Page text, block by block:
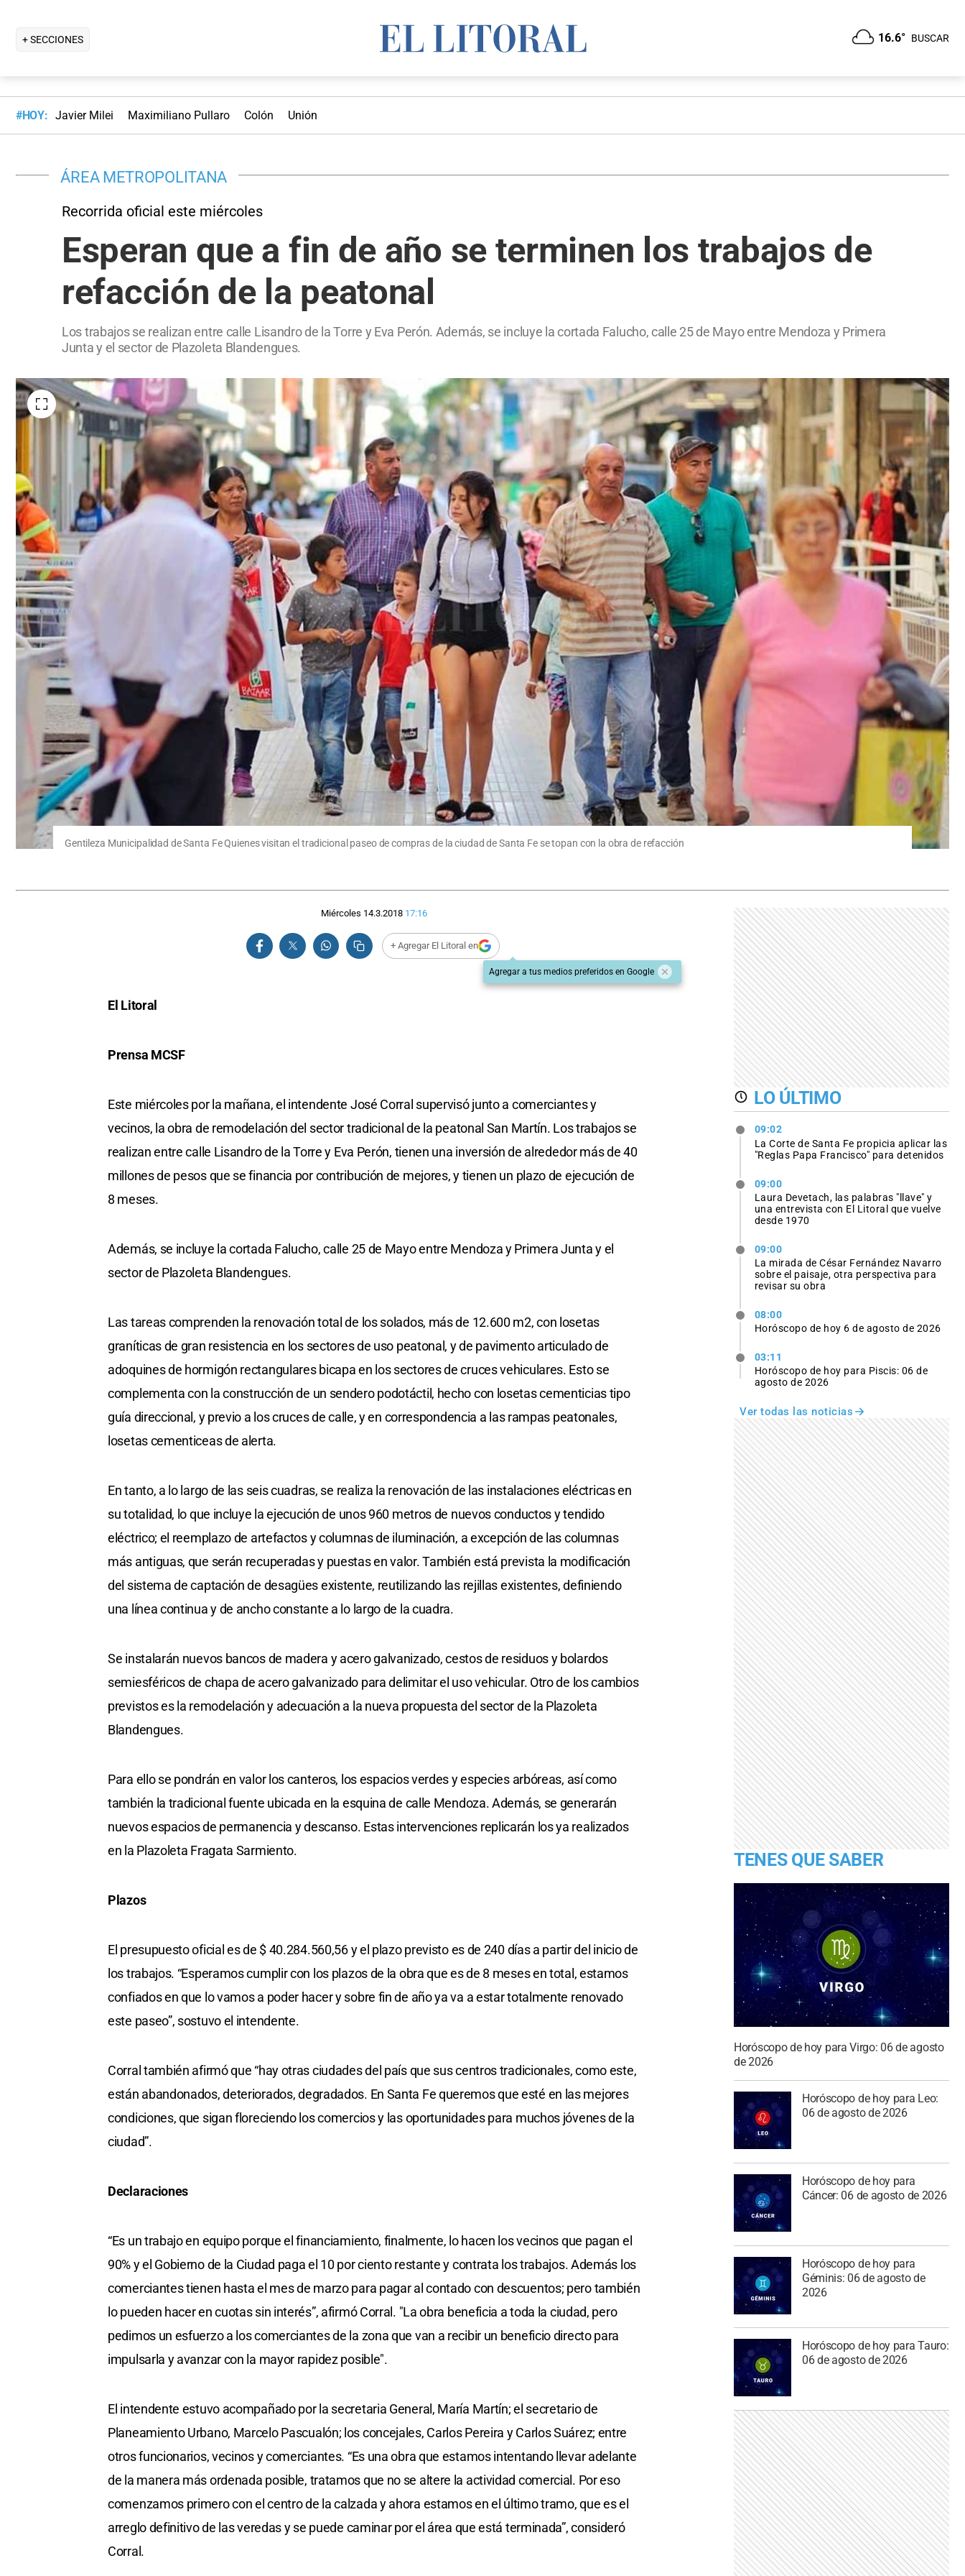
+ SECCIONES 16.6° BUSCAR
#HOY: Javier Milei Maximiliano Pullaro Colón Unión
ÁREA METROPOLITANA
Recorrida oficial este miércoles
Esperan que a fin de año se terminen los trabajos de
refacción de la peatonal
Los trabajos se realizan entre calle Lisandro de la Torre y Eva Perón. Además, se incluye la cortada Falucho, calle 25 de Mayo entre Mendoza y Primera
Junta y el sector de Plazoleta Blandengues.
Gentileza Municipalidad de Santa Fe Quienes visitan el tradicional paseo de compras de la ciudad de Santa Fe se topan con la obra de refacción
Miércoles 14.3.2018 17:16
+ Agregar El Litoral en
Agregar a tus medios preferidos en Google
El Litoral
Prensa MCSF
Este miércoles por la mañana, el intendente José Corral supervisó junto a comerciantes y
vecinos, la obra de remodelación del sector tradicional de la peatonal San Martín. Los trabajos se
realizan entre calle Lisandro de la Torre y Eva Perón, tienen una inversión de alrededor más de 40
millones de pesos que se financia por contribución de mejores, y tienen un plazo de ejecución de
8 meses.
Además, se incluye la cortada Falucho, calle 25 de Mayo entre Mendoza y Primera Junta y el
sector de Plazoleta Blandengues.
Las tareas comprenden la renovación total de los solados, más de 12.600 m2, con losetas
graníticas de gran resistencia en los sectores de uso peatonal, y de pavimento articulado de
adoquines de hormigón rectangulares bicapa en los sectores de cruces vehiculares. Esto se
complementa con la construcción de un sendero podotáctil, hecho con losetas cementicias tipo
guía direccional, y previo a los cruces de calle, y en correspondencia a las rampas peatonales,
losetas cementiceas de alerta.
En tanto, a lo largo de las seis cuadras, se realiza la renovación de las instalaciones eléctricas en
su totalidad, lo que incluye la ejecución de unos 960 metros de nuevos conductos y tendido
eléctrico; el reemplazo de artefactos y columnas de iluminación, a excepción de las columnas
más antiguas, que serán recuperadas y puestas en valor. También está prevista la modificación
del sistema de captación de desagües existente, reutilizando las rejillas existentes, definiendo
una línea continua y de ancho constante a lo largo de la cuadra.
Se instalarán nuevos bancos de madera y acero galvanizado, cestos de residuos y bolardos
semiesféricos de chapa de acero galvanizado para delimitar el uso vehicular. Otro de los cambios
previstos es la remodelación y adecuación a la nueva propuesta del sector de la Plazoleta
Blandengues.
Para ello se pondrán en valor los canteros, los espacios verdes y especies arbóreas, así como
también la tradicional fuente ubicada en la esquina de calle Mendoza. Además, se generarán
nuevos espacios de permanencia y descanso. Estas intervenciones replicarán los ya realizados
en la Plazoleta Fragata Sarmiento.
Plazos
El presupuesto oficial es de $ 40.284.560,56 y el plazo previsto es de 240 días a partir del inicio de
los trabajos. “Esperamos cumplir con los plazos de la obra que es de 8 meses en total, estamos
confiados en que lo vamos a poder hacer y sobre fin de año ya va a estar totalmente renovado
este paseo”, sostuvo el intendente.
Corral también afirmó que “hay otras ciudades del país que sus centros tradicionales, como este,
están abandonados, deteriorados, degradados. En Santa Fe queremos que esté en las mejores
condiciones, que sigan floreciendo los comercios y las oportunidades para muchos jóvenes de la
ciudad”.
Declaraciones
“Es un trabajo en equipo porque el financiamiento, finalmente, lo hacen los vecinos que pagan el
90% y el Gobierno de la Ciudad paga el 10 por ciento restante y contrata los trabajos. Además los
comerciantes tienen hasta el mes de marzo para pagar al contado con descuentos; pero también
lo pueden hacer en cuotas sin interés”, afirmó Corral. "La obra beneficia a toda la ciudad, pero
pedimos un esfuerzo a los comerciantes de la zona que van a recibir un beneficio directo para
impulsarla y avanzar con la mayor rapidez posible".
El intendente estuvo acompañado por la secretaria General, María Martín; el secretario de
Planeamiento Urbano, Marcelo Pascualón; los concejales, Carlos Pereira y Carlos Suárez; entre
otros funcionarios, vecinos y comerciantes. “Es una obra que estamos intentando llevar adelante
de la manera más ordenada posible, tratamos que no se altere la actividad comercial. Por eso
comenzamos primero con el centro de la calzada y ahora estamos en el último tramo, que es el
arreglo definitivo de las veredas y se puede caminar por el área que está terminada”, consideró
Corral.
LO ÚLTIMO
09:02
La Corte de Santa Fe propicia aplicar las
"Reglas Papa Francisco" para detenidos
09:00
Laura Devetach, las palabras "llave" y
una entrevista con El Litoral que vuelve
desde 1970
09:00
La mirada de César Fernández Navarro
sobre el paisaje, otra perspectiva para
revisar su obra
08:00
Horóscopo de hoy 6 de agosto de 2026
03:11
Horóscopo de hoy para Piscis: 06 de
agosto de 2026
Ver todas las noticias
TENES QUE SABER
Horóscopo de hoy para Virgo: 06 de agosto
de 2026
Horóscopo de hoy para Leo:
06 de agosto de 2026
Horóscopo de hoy para
Cáncer: 06 de agosto de 2026
Horóscopo de hoy para
Géminis: 06 de agosto de
2026
Horóscopo de hoy para Tauro:
06 de agosto de 2026